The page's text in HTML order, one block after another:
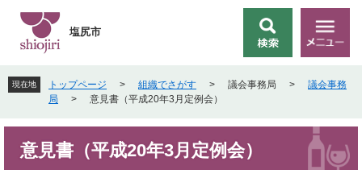
先
頭
す
を
飛
し
索
メ
ニ
ー
塩尻市
現在地 トップページ > 組織でさがす > 議会事務局 >
議会事務
局
> 意見書（平成20年3月定例会）
意見書（平成20年3月定例会）